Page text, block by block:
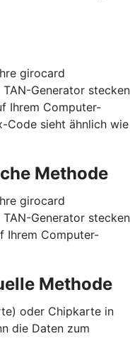
girocard
Generator stecken
Ihrem Computer-
Code sieht ähnlich wie
Methode
girocard
Generator stecken
Ihrem Computer-
Methode
oder Chipkarte in
die Daten zum